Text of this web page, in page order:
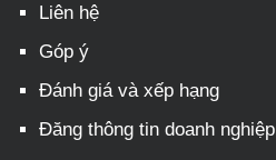
Liên hệ
Góp ý
Đánh giá và xếp hạng
Đăng thông tin doanh nghiệp